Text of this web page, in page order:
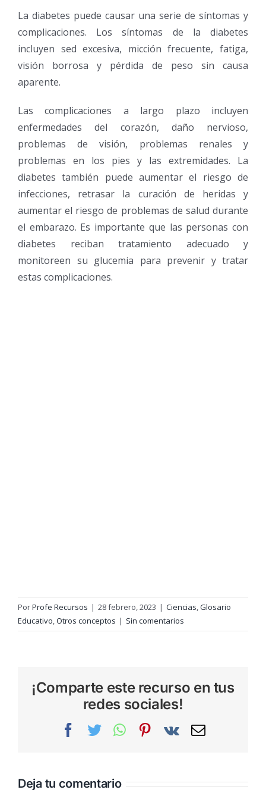
La diabetes puede causar una serie de síntomas y
complicaciones. Los síntomas de la diabetes
incluyen sed excesiva, micción frecuente, fatiga,
visión borrosa y pérdida de peso sin causa
aparente.
Las complicaciones a largo plazo incluyen
enfermedades del corazón, daño nervioso,
problemas de visión, problemas renales y
problemas en los pies y las extremidades. La
diabetes también puede aumentar el riesgo de
infecciones, retrasar la curación de heridas y
aumentar el riesgo de problemas de salud durante
el embarazo. Es importante que las personas con
diabetes reciban tratamiento adecuado y
monitoreen su glucemia para prevenir y tratar
estas complicaciones.
PorProfe Recursos | 28 febrero, 2023 | Ciencias,Glosario
Educativo,Otros conceptos | Sin comentarios
¡Comparte este recurso en tus
redes sociales!
Facebook
TwitterWhatsAppPinterest
Vk
Correo
Deja tu comentario